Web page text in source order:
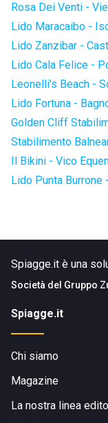
Rosa Dei Venti -
Lido Maracaibo -
Lido Zanzibar -
Lido Cala Felice -
Leonelli's Beach -
Lido Fortuna -
Golden Cliff
Stabilimento
Il Bikini - Vico
Lido Punta Burrone
Spiagge.it è una
Società del Gruppo
Spiagge.it
Chi siamo
Magazine
La nostra linea